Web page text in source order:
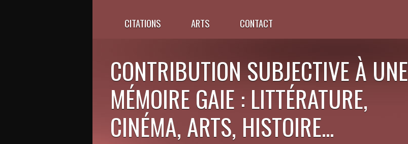
CITATIONS ARTS CONTACT
CONTRIBUTION SUBJECTIVE À UNE
MÉMOIRE GAIE : LITTÉRATURE,
CINÉMA, ARTS, HISTOIRE...